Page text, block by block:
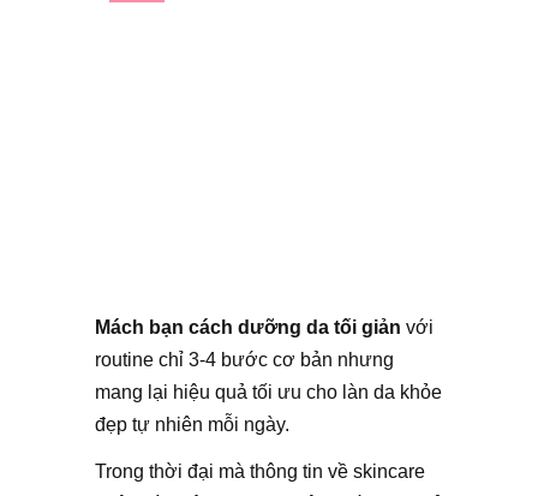
Mách bạn cách dưỡng da tối giản với
routine chỉ 3-4 bước cơ bản nhưng
mang lại hiệu quả tối ưu cho làn da khỏe
đẹp tự nhiên mỗi ngày.
Trong thời đại mà thông tin về skincare